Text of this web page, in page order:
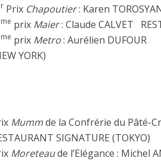
Prix Chapoutier: Karen
prix Maier: Claude CALVET
prix Metro: Aurélien DUFOUR
YORK)
Mummde la Confrérie du Pâté-
SIGNATURE (TOKYO)
Moreteaude l’Elégance : Michel